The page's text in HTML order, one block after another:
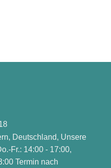
Deutschland, Unsere
Fr.: 14:00 - 17:00,
Termin nach